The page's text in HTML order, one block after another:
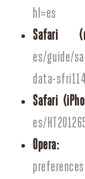
hl=es
Safari
es/guide/
data-
Safari
es/
Opera: